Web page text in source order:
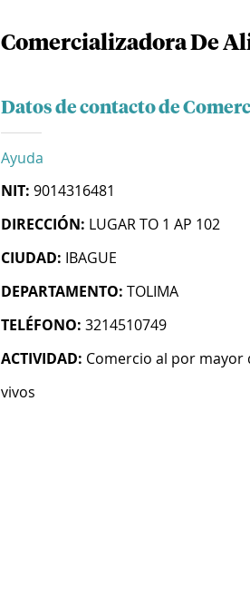
Comercializadora De
Datos de contacto de
Ayuda
NIT: 9014316481
DIRECCIÓN: LUGAR TO 1 AP 102
CIUDAD: IBAGUE
DEPARTAMENTO: TOLIMA
TELÉFONO: 3214510749
ACTIVIDAD: Comercio al por
vivos